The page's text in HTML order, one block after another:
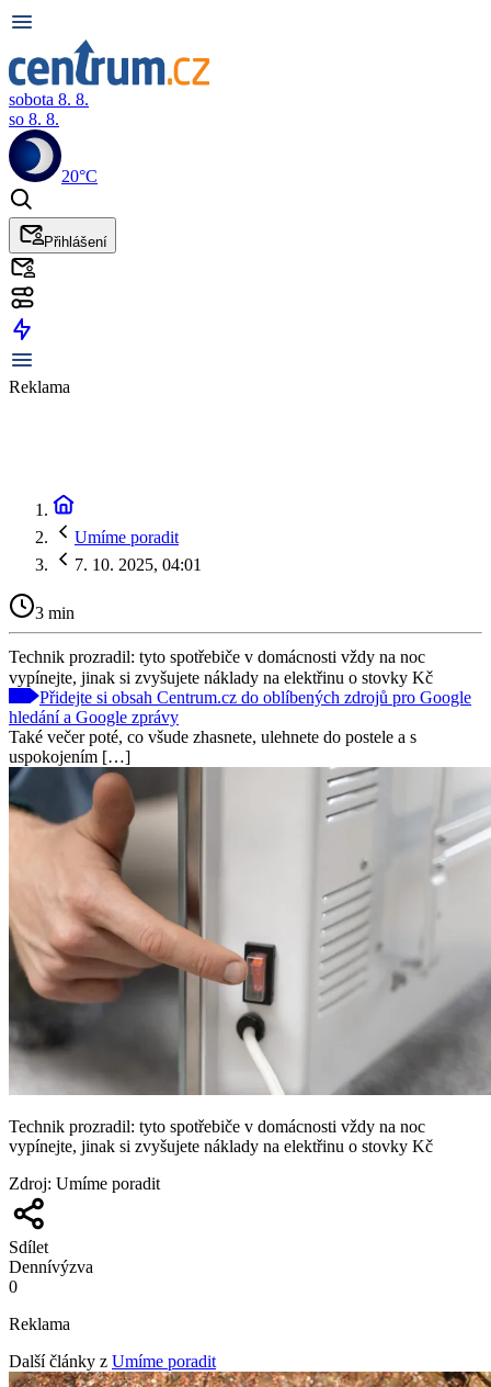
sobota 8. 8.
so 8. 8.
20°C
Přihlášení
Reklama
Umíme poradit
7. 10. 2025, 04:01
3 min
Technik prozradil: tyto spotřebiče v domácnosti vždy na noc
vypínejte, jinak si zvyšujete náklady na elektřinu o stovky Kč
Přidejte si obsah Centrum.cz do oblíbených zdrojů pro Google
hledání a Google zprávy
Také večer poté, co všude zhasnete, ulehnete do postele a s
uspokojením […]
Technik prozradil: tyto spotřebiče v domácnosti vždy na noc
vypínejte, jinak si zvyšujete náklady na elektřinu o stovky Kč
Zdroj: Umíme poradit
Sdílet
Dennívýzva
0
Reklama
Další články z Umíme poradit